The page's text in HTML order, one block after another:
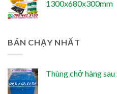
1300x680x300mm
BÁN CHẠY NHẤT
Thùng chở hàng